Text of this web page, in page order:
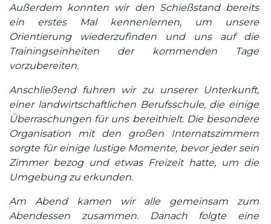
Außerdem konnten wir den Schießstand bereits
ein erstes Mal kennenlernen, um unsere
Orientierung wiederzufinden und uns auf die
Trainingseinheiten der kommenden Tage
vorzubereiten.
Anschließend fuhren wir zu unserer Unterkunft,
einer landwirtschaftlichen Berufsschule, die einige
Überraschungen für uns bereithielt. Die besondere
Organisation mit den großen Internatszimmern
sorgte für einige lustige Momente, bevor jeder sein
Zimmer bezog und etwas Freizeit hatte, um die
Umgebung zu erkunden.
Am Abend kamen wir alle gemeinsam zum
Abendessen zusammen. Danach folgte eine